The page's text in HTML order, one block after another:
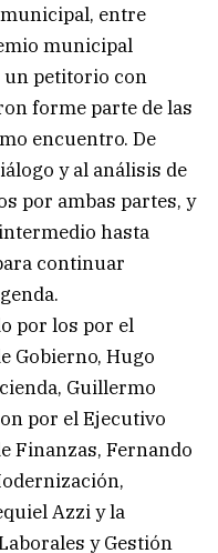
entre
municipal
un petitorio con
forme parte de las
encuentro. De
y al análisis de
por ambas partes, y
hasta
continuar
por los por el
Gobierno, Hugo
Guillermo
por el Ejecutivo
Finanzas, Fernando
Azzi y la
y Gestión